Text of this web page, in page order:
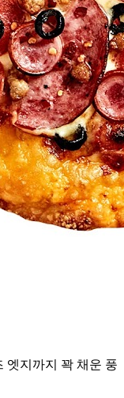
엣지까지 꽉 채운 풍